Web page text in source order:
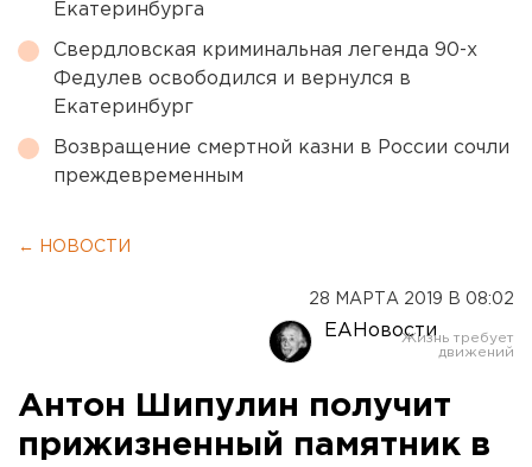
Екатеринбурга
Свердловская криминальная легенда 90-х
Федулев освободился и вернулся в
Екатеринбург
Возвращение смертной казни в России сочли
преждевременным
← НОВОСТИ
28 МАРТА 2019 В 08:02
ЕАНовости
Антон Шипулин получит
прижизненный памятник в